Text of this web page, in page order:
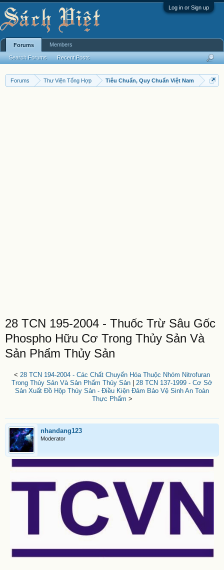
Log in or Sign up
Forums Thư Viện Tổng Hợp Tiêu Chuẩn, Quy Chuẩn Việt Nam
28 TCN 195-2004 - Thuốc Trừ Sâu Gốc
Phospho Hữu Cơ Trong Thủy Sản Và
Sản Phẩm Thủy Sản
< 28 TCN 194-2004 - Các Chất Chuyển Hóa Thuộc Nhóm Nitrofuran
Trong Thủy Sản Và Sản Phẩm Thủy Sản
28 TCN 137-1999 - Cơ Sở
Sản Xuất Đồ Hộp Thủy Sản - Ðiều Kiện Đảm Bảo Vệ Sinh An Toàn
Thực Phẩm >
nhandang123
Moderator
Forums
Search Forums Recent Posts
Members